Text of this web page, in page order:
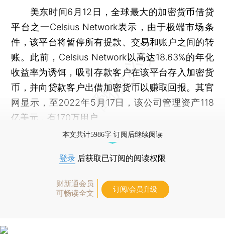
美东时间6月12日，全球最大的加密货币借贷
平台之一Celsius Network表示，由于极端市场条
件，该平台将暂停所有提款、交易和账户之间的转
账。此前，Celsius Network以高达18.63%的年化
收益率为诱饵，吸引存款客户在该平台存入加密货
币，并向贷款客户出借加密货币以赚取回报。其官
网显示，至2022年5月17日，该公司管理资产118
亿美元，有170万用户。
本文共计5986字 订阅后继续阅读
登录 后获取已订阅的阅读权限
财新通会员
可畅读全文
订阅/会员升级